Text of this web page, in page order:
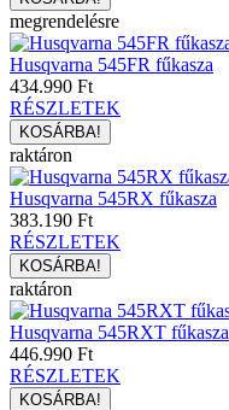
megrendelésre
Husqvarna 545FR fűkasza
434.990 Ft
RÉSZLETEK
raktáron
Husqvarna 545RX fűkasza
383.190 Ft
RÉSZLETEK
raktáron
Husqvarna 545RXT fűkasza
446.990 Ft
RÉSZLETEK